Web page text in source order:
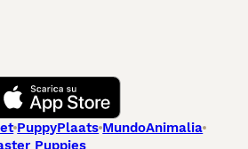
PuppyPlaats MundoAnimalia